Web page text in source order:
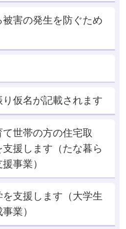
害の発生を防ぐため
り仮名が記載されます
世帯の方の住宅取
援します（たな暮ら
事業）
支援します（大学生
業）